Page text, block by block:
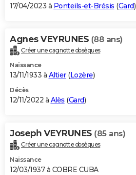
17/04/2023 à Ponteils-et-Brésis (Gard)
Agnes VEYRUNES (88 ans)
Créer une cagnotte obsèques
Naissance
13/11/1933 à Altier(Lozère)
Décès
12/11/2022 à Alès (Gard)
Joseph VEYRUNES (85 ans)
Créer une cagnotte obsèques
Naissance
12/03/1937 à COBRE CUBA